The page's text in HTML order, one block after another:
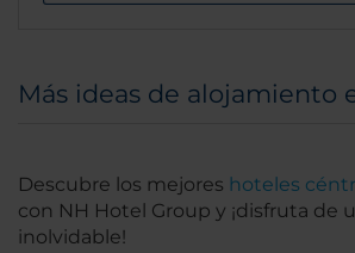
Más ideas de alojamiento
Descubre los mejores hoteles
con NH Hotel Group y ¡disfruta de
inolvidable!